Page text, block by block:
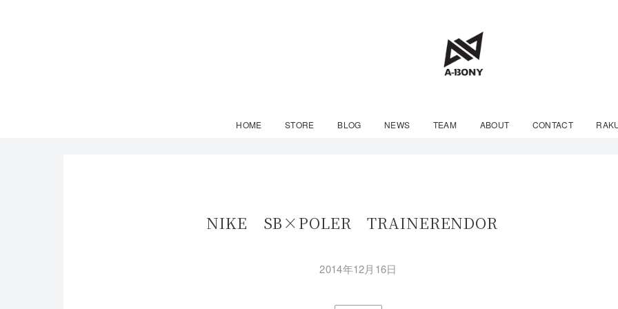
HOME STORE BLOG NEWS TEAM ABOUT CONTACT
NIKE SB×POLER TRAINERENDOR
2014年12月16日